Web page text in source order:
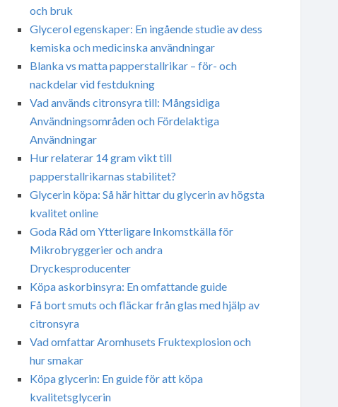
och bruk
Glycerol egenskaper: En ingående studie av dess
kemiska och medicinska användningar
Blanka vs matta papperstallrikar – för- och
nackdelar vid festdukning
Vad används citronsyra till: Mångsidiga
Användningsområden och Fördelaktiga
Användningar
Hur relaterar 14 gram vikt till
papperstallrikarnas stabilitet?
Glycerin köpa: Så här hittar du glycerin av högsta
kvalitet online
Goda Råd om Ytterligare Inkomstkälla för
Mikrobryggerier och andra
Dryckesproducenter
Köpa askorbinsyra: En omfattande guide
Få bort smuts och fläckar från glas med hjälp av
citronsyra
Vad omfattar Aromhusets Fruktexplosion och
hur smakar
Köpa glycerin: En guide för att köpa
kvalitetsglycerin